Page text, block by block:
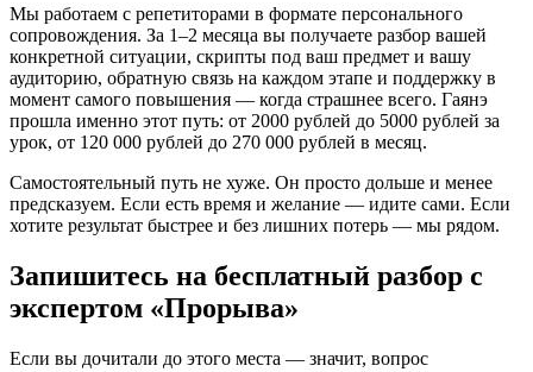
Мы работаем с репетиторами в формате персонального
сопровождения. За 1–2 месяца вы получаете разбор вашей
конкретной ситуации, скрипты под ваш предмет и вашу
аудиторию, обратную связь на каждом этапе и поддержку в
момент самого повышения — когда страшнее всего. Гаянэ
прошла именно этот путь: от 2000 рублей до 5000 рублей за
урок, от 120 000 рублей до 270 000 рублей в месяц.
Самостоятельный путь не хуже. Он просто дольше и менее
предсказуем. Если есть время и желание — идите сами. Если
хотите результат быстрее и без лишних потерь — мы рядом.
Запишитесь на бесплатный разбор с
экспертом «Прорыва»
Если вы дочитали до этого места — значит, вопрос